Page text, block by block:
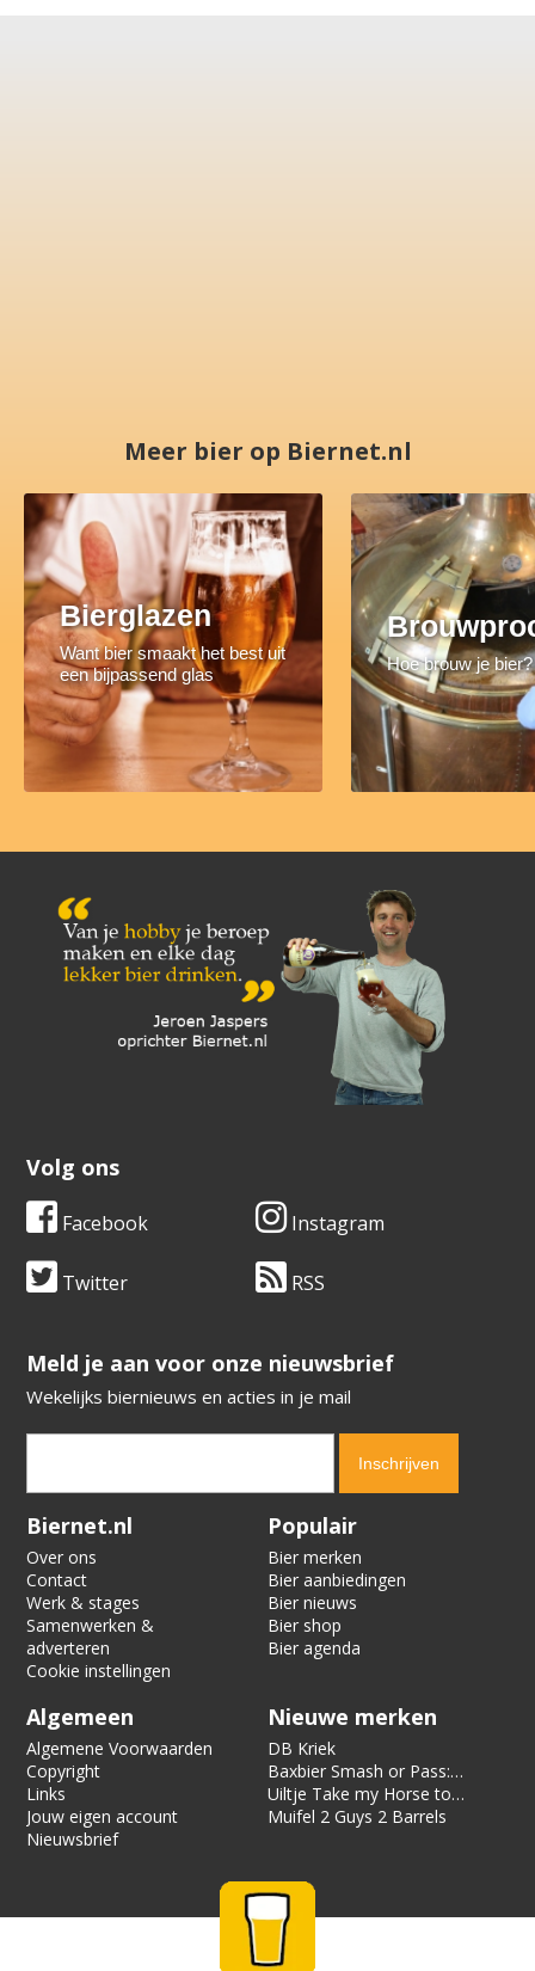
Meer bier op Biernet.nl
Bierglazen
Want bier smaakt het best uit
een bijpassend glas
Hoe brouw je bier?
Volg ons
Facebook Instagram
Twitter RSS
​​​​​​​Meld je aan voor onze nieuwsbrief
Wekelijks biernieuws en acties in je mail
Verification code:
Biernet.nl
Over ons
Contact
Werk & stages
Samenwerken &
adverteren
Cookie instellingen
Populair
Bier merken
Bier aanbiedingen
Bier nieuws
Bier shop
Bier agenda
Algemeen
Algemene Voorwaarden
Copyright
Links
Jouw eigen account
Nieuwsbrief
Nieuwe merken
DB Kriek
Baxbier Smash or Pass:
Strata
Uiltje Take my Horse to
the Hotel Room
Muifel 2 Guys 2 Barrels